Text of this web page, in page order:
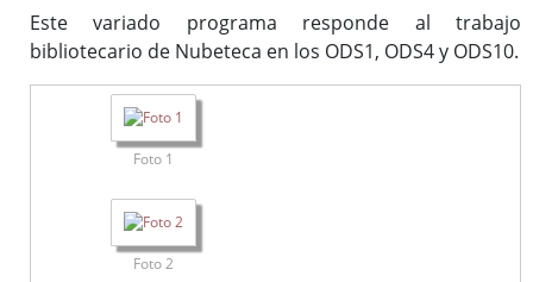
Este variado programa responde al trabajo
bibliotecario de Nubeteca en los ODS1, ODS4 y ODS10.
Foto 1
Foto 2